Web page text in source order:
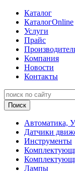
Каталог
КаталогOnline
Услуги
Прайс
Компания
Новости
Контакты
Автоматика,
Датчики
Инструменты
Лампы